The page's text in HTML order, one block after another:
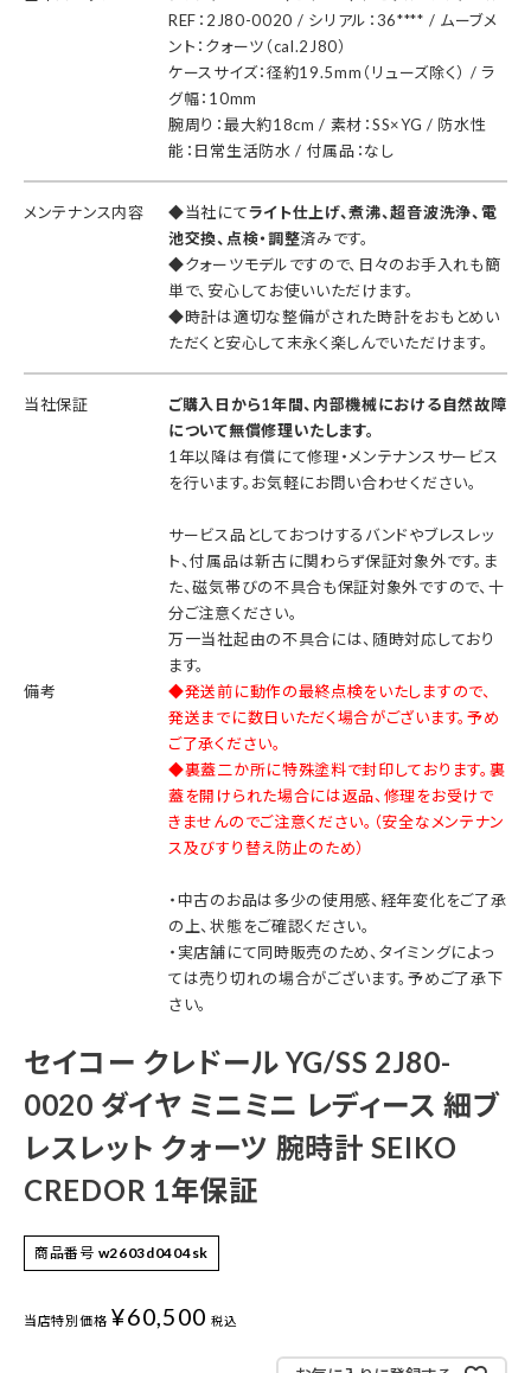
REF：2J80-0020 / シリアル：36**** / ムーブメ
ント：クォーツ（cal.2J80）
ケースサイズ：径約19.5mm（リューズ除く） / ラ
グ幅：10mm
腕周り：最大約18cm / 素材：SS×YG / 防水性
能：日常生活防水 / 付属品：なし
メンテナンス内容 ◆当社にてライト仕上げ、煮沸、超音波洗浄、電
池交換、点検・調整済みです。
◆クォーツモデルですので、日々のお手入れも簡
単で、安心してお使いいただけます。
◆時計は適切な整備がされた時計をおもとめい
ただくと安心して末永く楽しんでいただけます。
当社保証
ご購入日から1年間、内部機械における自然故障
について無償修理いたします。
1年以降は有償にて修理・メンテナンスサービス
を行います。お気軽にお問い合わせください。
サービス品としておつけするバンドやブレスレッ
ト、付属品は新古に関わらず保証対象外です。ま
た、磁気帯びの不具合も保証対象外ですので、十
分ご注意ください。
万一当社起由の不具合には、随時対応しており
ます。
備考
◆発送前に動作の最終点検をいたしますので、
発送までに数日いただく場合がございます。予め
ご了承ください。
◆裏蓋二か所に特殊塗料で封印しております。裏
蓋を開けられた場合には返品、修理をお受けで
きませんのでご注意ください。（安全なメンテナン
ス及びすり替え防止のため）
・中古のお品は多少の使用感、経年変化をご了承
の上、状態をご確認ください。
・実店舗にて同時販売のため、タイミングによっ
ては売り切れの場合がございます。予めご了承下
さい。
セイコー クレドール YG/SS 2J80-
0020 ダイヤ ミニミニ レディース 細ブ
レスレット クォーツ 腕時計 SEIKO
CREDOR 1年保証
商品番号 w2603d0404sk
当店特別価格 ¥60,500 税込